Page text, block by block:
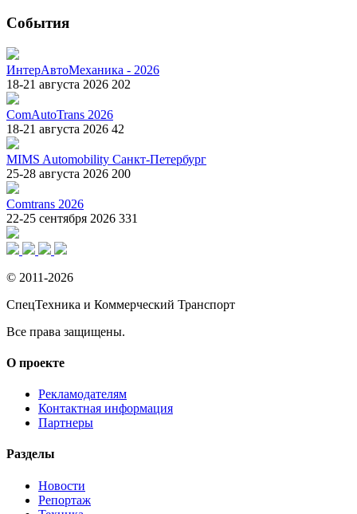
События
ИнтерАвтоМеханика - 2026
18-21 августа 2026 202
ComAutoTrans 2026
18-21 августа 2026 42
MIMS Automobility Санкт-Петербург
25-28 августа 2026 200
Comtrans 2026
22-25 сентября 2026 331
© 2011-2026
СпецТехника и Коммерческий Транспорт
Все права защищены.
О проекте
Рекламодателям
Контактная информация
Партнеры
Разделы
Новости
Репортаж